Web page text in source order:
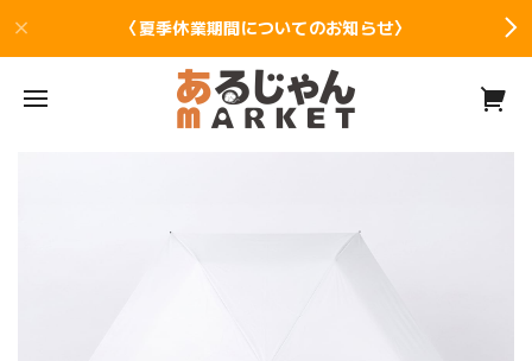
〈夏季休業期間についてのお知らせ〉